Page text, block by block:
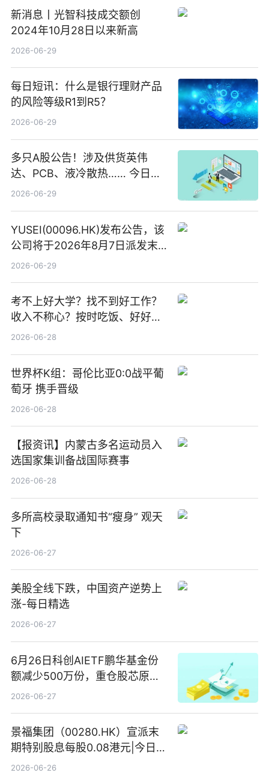
新消息丨光智科技成交额创
2024年10月28日以来新高
2026-06-29
每日短讯：什么是银行理财产品
的风险等级R1到R5？
2026-06-29
多只A股公告！涉及供货英伟
达、PCB、液冷散热…… 今日快
讯
2026-06-29
YUSEI(00096.HK)发布公告，该
公司将于2026年8月7日派发末
期股息每股人民币0.013元 每日
2026-06-29
考不上好大学？找不到好工作？
收入不称心？按时吃饭、好好睡
觉
2026-06-28
世界杯K组：哥伦比亚0:0战平葡
萄牙 携手晋级
2026-06-28
【报资讯】内蒙古多名运动员入
选国家集训备战国际赛事
2026-06-28
多所高校录取通知书“瘦身” 观天
下
2026-06-27
美股全线下跌，中国资产逆势上
涨-每日精选
2026-06-27
6月26日科创AIETF鹏华基金份
额减少500万份，重仓股芯原股
份、寒武纪、澜起科技 观速讯
2026-06-27
景福集团（00280.HK）宣派末
期特别股息每股0.08港元|今日快
看
2026-06-26